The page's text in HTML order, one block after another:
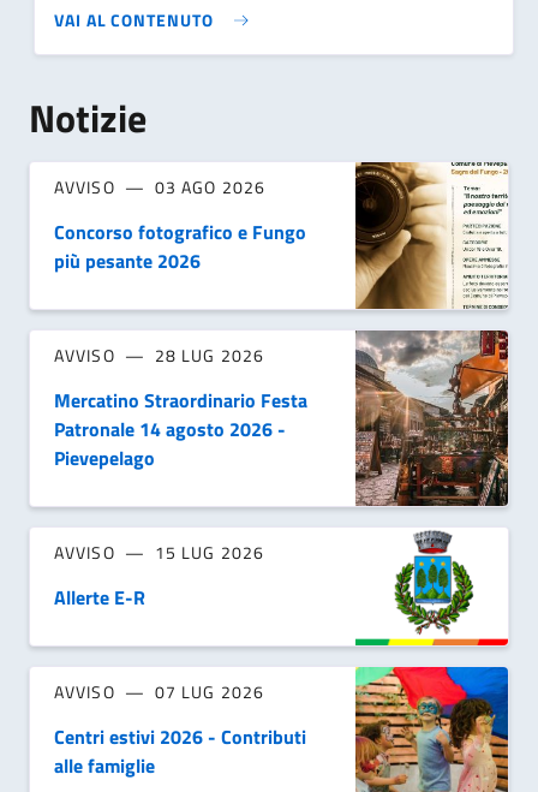
VAI AL CONTENUTO
Notizie
AVVISO 03 AGO 2026
Concorso fotografico e Fungo
più pesante 2026
AVVISO 28 LUG 2026
Mercatino Straordinario Festa
Patronale 14 agosto 2026 -
Pievepelago
AVVISO 15 LUG 2026
Allerte E-R
AVVISO 07 LUG 2026
Centri estivi 2026 - Contributi
alle famiglie